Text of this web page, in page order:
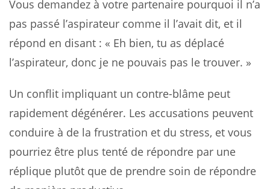
Vous demandez à votre partenaire pourquoi il n’a
pas passé l’aspirateur comme il l’avait dit, et il
répond en disant : « Eh bien, tu as déplacé
l’aspirateur, donc je ne pouvais pas le trouver. »
Un conflit impliquant un contre-blâme peut
rapidement dégénérer. Les accusations peuvent
conduire à de la frustration et du stress, et vous
pourriez être plus tenté de répondre par une
réplique plutôt que de prendre soin de répondre